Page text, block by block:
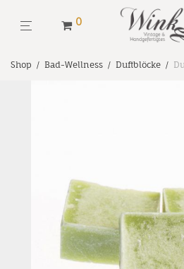
0
Shop / Bad-Wellness / Duftblöcke /